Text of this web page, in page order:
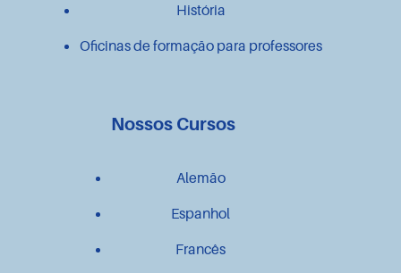
História
Oficinas de formação para professores
Nossos Cursos
Alemão
Espanhol
Francês